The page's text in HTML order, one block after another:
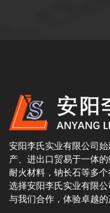
安阳李氏实业有限公司
产、进出口贸易于一体
耐火材料，钠长石等多个
选择安阳李氏实业有限公
与我们合作，体验卓越的